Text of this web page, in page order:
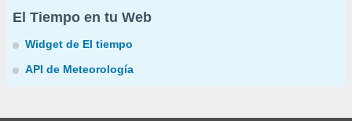
El Tiempo en tu Web
Widget de El tiempo
API de Meteorología